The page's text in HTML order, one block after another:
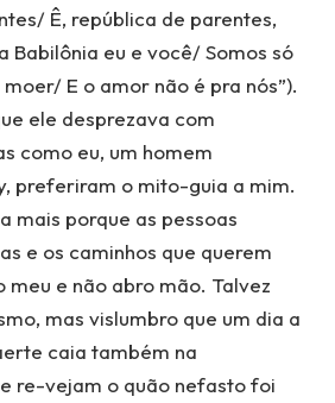
Ê, república de parentes,
Babilônia eu e você/ Somos só
E o amor não é pra nós”).
ele desprezava com
como eu, um homem
preferiram o mito-guia a mim.
mais porque as pessoas
e os caminhos que querem
meu e não abro mão. Talvez
mas vislumbro que um dia a
caia também na
re-vejam o quão nefasto foi